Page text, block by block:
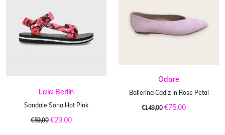
Lala Berlin
Sandale Sona Hot Pink
€59,00 €29,00
Odare
Ballerina Cadiz in Rose Petal
€149,00 €75,00